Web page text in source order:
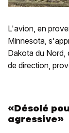
L'avion, en
Minnesota,
Dakota du Nord,
de direction,
«Désolé
agressive»